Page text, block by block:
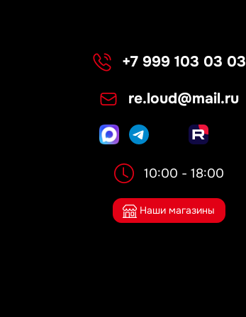
+7 999 103 03 03
re.loud@mail.ru
10:00 - 18:00
Наши магазины